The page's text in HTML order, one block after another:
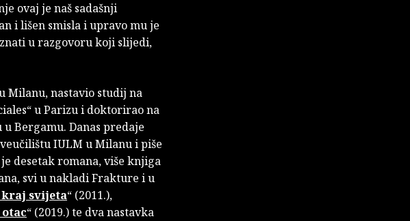
ovaj je naš sadašnji
i lišen smisla i upravo mu je
u razgovoru koji slijedi,
Milanu, nastavio studij na
u Parizu i doktorirao na
Bergamu. Danas predaje
IULM u Milanu i piše
desetak romana, više knjiga
svi u nakladi Frakture i u
kraj svijeta“ (2011.),
“ (2019.) te dva nastavka